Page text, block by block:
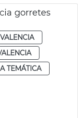
gorretes
VALENCIA
TEMÁTICA